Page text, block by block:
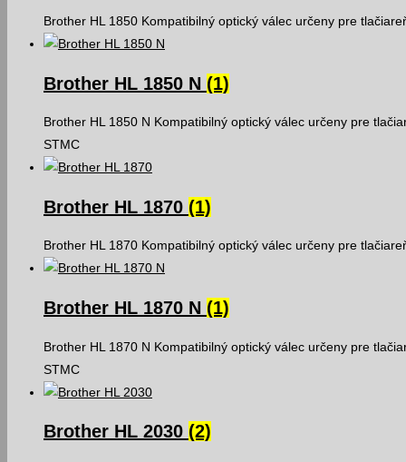
Brother HL 1850 Kompatibilný optický válec určeny pre
Brother HL 1850 N (1)
Brother HL 1850 N Kompatibilný optický válec určeny pre
STMC
Brother HL 1870 (1)
Brother HL 1870 Kompatibilný optický válec určeny pre
Brother HL 1870 N (1)
Brother HL 1870 N Kompatibilný optický válec určeny pre
STMC
Brother HL 2030 (2)